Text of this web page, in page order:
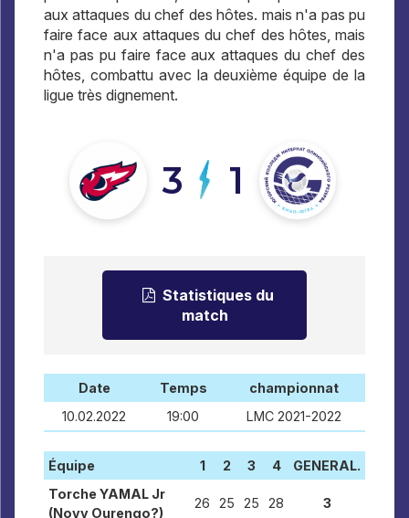
aux attaques du chef des hôtes. mais n'a pas pu
faire face aux attaques du chef des hôtes, mais
n'a pas pu faire face aux attaques du chef des
hôtes, combattu avec la deuxième équipe de la
ligue très dignement.
3 1
Statistiques du
match
Date Temps
championnat
10.02.2022
19:00 LMC 2021-2022
Équipe 1 2 3 4
GENERAL.
Torche YAMAL Jr
(Novy Ourengo?)
26 25 25 28 3